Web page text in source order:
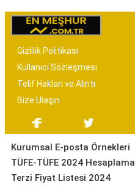
Gizlilik Politikası
Kullanıcı Sözleşmesi
Telif Hakları ve Alıntı
Bize Ulaşın
Kurumsal E-posta Örnekleri
TÜFE-TÜFE 2024 Hesaplama
Terzi Fiyat Listesi 2024